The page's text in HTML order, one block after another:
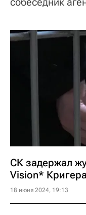
СК задержал
Vision* Кригера
18 июня 2024, 19:13